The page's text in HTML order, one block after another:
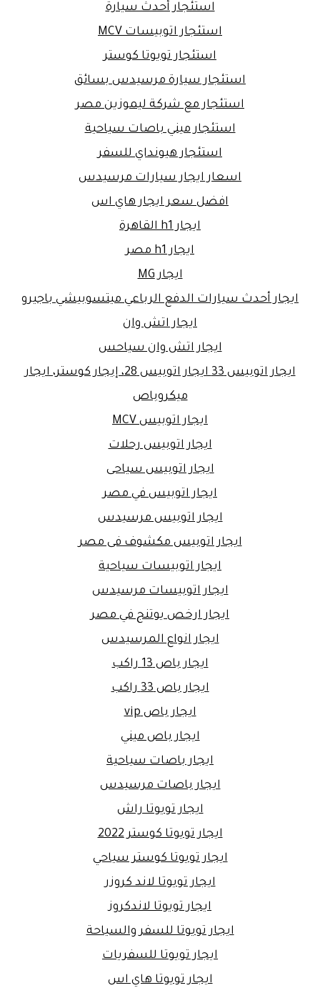
استئجار أحدث سيارة
استئجار اتوبيسات MCV
استئجار تويوتا كوستر
استئجار سيارة مرسيدس بسائق
استئجار مع شركة ليموزين مصر
استئجار ميني باصات سياحية
استئجار هيونداي للسفر
اسعار ايجار سيارات مرسيدس
افضل سعر ايجار هاي اس
ايجار h1 القاهرة
ايجار h1 مصر
ايجار MG
ايجار أحدث سيارات الدفع الرباعي ميتسوبيشي باجيرو
ايجار اتش وان
ايجار اتش وان سياحس
ايجار اتوبيس 33 ايجار اتوبيس 28، إيجار كوستر، ايجار
ميكروباص
ايجار اتوبيس MCV
ايجار اتوبيس رحلات
ايجار اتوبيس سياحى
ايجار اتوبيس في مصر
ايجار اتوبيس مرسيدس
ايجار اتوبيس مكشوف فى مصر
ايجار اتوبيسات سياحية
ايجار اتوبيسات مرسيدس
ايجار ارخص يوتنج في مصر
ايجار انواع المرسيدس
ايجار باص 13 راكب
ايجار باص 33 راكب
ايجار باص vip
ايجار باص ميني
ايجار باصات سياحية
ايجار باصات مرسيدس
ايجار تويوتا راش
ايجار تويوتا كوستر 2022
ايجار تويوتا كوستر سياحي
ايجار تويوتا لاند كروزر
ايجار تويوتا لاندكروز
ايجار تويوتا للسفر والسياحة
ايجار تويوتا للسفريات
ايجار تويوتا هاي اس